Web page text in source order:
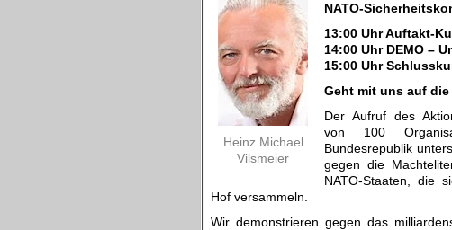
Heinz Michael
Vilsmeier
NATO-
13:00 Uhr Auftakt-
14:00 Uhr DEMO –
15:00 Uhr
Geht mit uns auf die
Der Aufruf des
von 100
Bundesrepublik
gegen die
NATO-Staaten, die
Hof versammeln.
Wir demonstrieren gegen das